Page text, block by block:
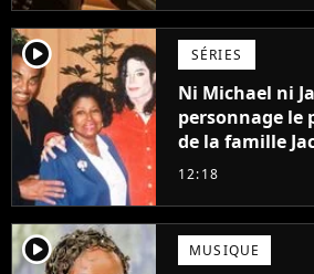
player2 SÉRIES
Ni Michael ni
personnage le
de la famille
droit à sa
12:18
player2 MUSIQUE